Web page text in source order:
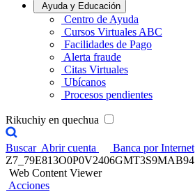
Ayuda y Educación
Centro de Ayuda
Cursos Virtuales ABC
Facilidades de Pago
Alerta fraude
Citas Virtuales
Ubícanos
Procesos pendientes
Rikuchiy en quechua
Buscar Abrir cuenta
Banca por Internet
Z7_79E813O0P0V2406GMT3S9MAB94
Web Content Viewer
Acciones